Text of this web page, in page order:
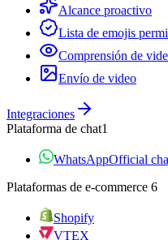
Alcance proactivo
Lista de emojis
Comprensión de
Envío de video
Integraciones
Plataforma de chat1
WhatsAppOfficial
Plataformas de e‑commerce 6
Shopify
VTEX